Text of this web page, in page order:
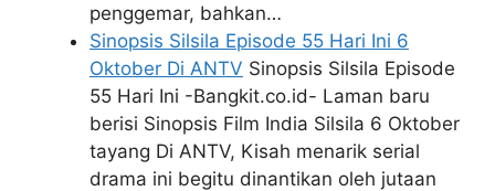
penggemar, bahkan…
Sinopsis Silsila Episode 55 Hari Ini 6
Oktober Di ANTV Sinopsis Silsila Episode
55 Hari Ini -Bangkit.co.id- Laman baru
berisi Sinopsis Film India Silsila 6 Oktober
tayang Di ANTV, Kisah menarik serial
drama ini begitu dinantikan oleh jutaan